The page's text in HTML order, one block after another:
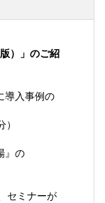
）」のご紹
導入事例の
』の
セミナーが